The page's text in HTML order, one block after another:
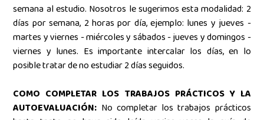
semana al estudio. Nosotros le sugerimos esta modalidad: 2
días por semana, 2 horas por día, ejemplo: lunes y jueves -
martes y viernes - miércoles y sábados - jueves y domingos -
viernes y lunes. Es importante intercalar los días, en lo
posible tratar de no estudiar 2 días seguidos.
COMO COMPLETAR LOS TRABAJOS PRÁCTICOS Y LA
AUTOEVALUACIÓN: No completar los trabajos prácticos